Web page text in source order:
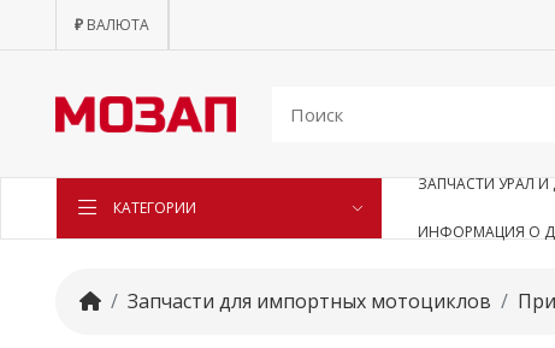
₽ ВАЛЮТА
КАТЕГОРИИ
ЗАПЧАСТИ УРАЛ И
ИНФОРМАЦИЯ О
Запчасти для импортных мотоциклов